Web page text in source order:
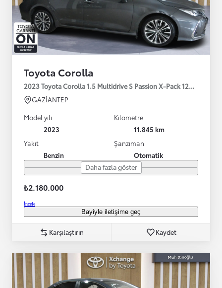
Toyota Corolla
2023 Toyota Corolla 1.5 Multidrive S Passion X-Pack 125HP
GAZİANTEP
Model yılı
2023
Kilometre
11.845 km
Yakıt
Benzin
Şanzıman
Otomatik
Daha fazla göster
₺2.180.000
İncele
Bayiyle iletişime geç
Karşılaştırın Kaydet